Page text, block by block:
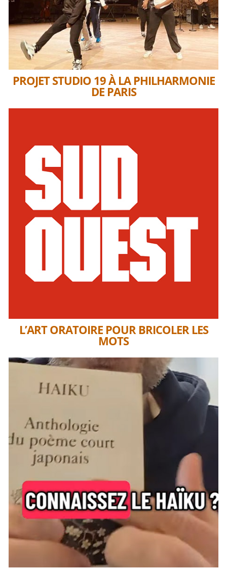
PROJET STUDIO 19 À LA PHILHARMONIE
DE PARIS
L’ART ORATOIRE POUR BRICOLER LES
MOTS